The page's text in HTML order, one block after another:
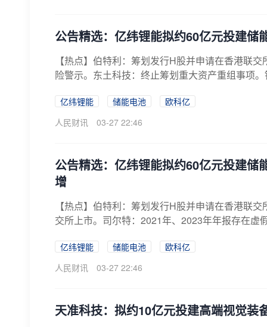
公告精选：亿纬锂能拟约60亿元投建储
【热点】伯特利：筹划发行H股并申请在香港联
险警示。东土科技：终止筹划重大资产重组事项
亿纬锂能 储能电池
欧科亿
人民财讯
03-27 22:46
公告精选：亿纬锂能拟约60亿元投建储
增
【热点】伯特利：筹划发行H股并申请在香港联
交所上市。司尔特：2021年、2023年年报存在虚
亿纬锂能 储能电池
欧科亿
人民财讯
03-27 22:46
天准科技：拟约10亿元投建高端视觉装